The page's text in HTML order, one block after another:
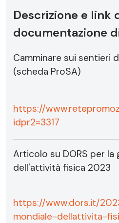
Descrizione e link
documentazione
Camminare sui sentieri
(scheda ProSA)
https://
idpr2=3317
Articolo su DORS per la
dell'attività fisica 2023
https://www.dors.it/
mondiale-dellattivita-